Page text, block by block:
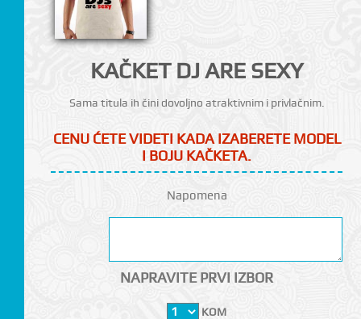
KAČKET DJ ARE SEXY
Sama titula ih čini dovoljno atraktivnim i privlačnim.
CENU ĆETE VIDETI KADA IZABERETE MODEL
I BOJU KAČKETA.
Napomena
NAPRAVITE PRVI IZBOR
KOM